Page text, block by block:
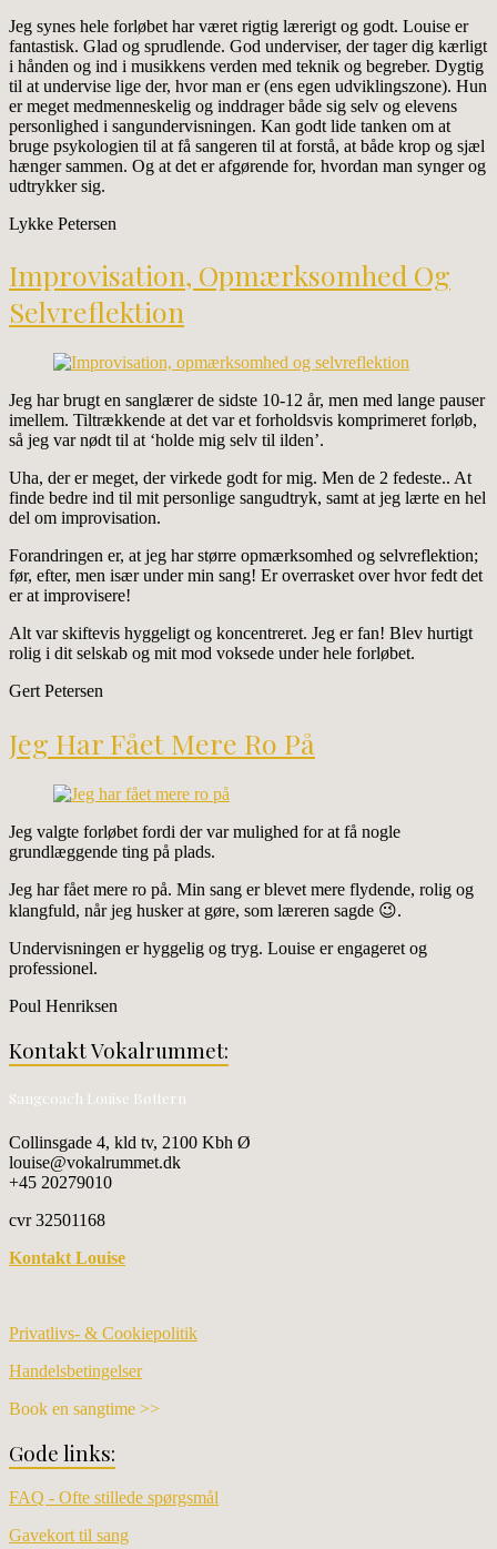
Jeg synes hele forløbet har været rigtig lærerigt og godt. Louise er
fantastisk. Glad og sprudlende. God underviser, der tager dig kærligt
i hånden og ind i musikkens verden med teknik og begreber. Dygtig
til at undervise lige der, hvor man er (ens egen udviklingszone). Hun
er meget medmenneskelig og inddrager både sig selv og elevens
personlighed i sangundervisningen. Kan godt lide tanken om at
bruge psykologien til at få sangeren til at forstå, at både krop og sjæl
hænger sammen. Og at det er afgørende for, hvordan man synger og
udtrykker sig.
Lykke Petersen
Improvisation, Opmærksomhed Og
Selvreflektion
Jeg har brugt en sanglærer de sidste 10-12 år, men med lange pauser
imellem. Tiltrækkende at det var et forholdsvis komprimeret forløb,
så jeg var nødt til at ‘holde mig selv til ilden’.
Uha, der er meget, der virkede godt for mig. Men de 2 fedeste.. At
finde bedre ind til mit personlige sangudtryk, samt at jeg lærte en hel
del om improvisation.
Forandringen er, at jeg har større opmærksomhed og selvreflektion;
før, efter, men især under min sang! Er overrasket over hvor fedt det
er at improvisere!
Alt var skiftevis hyggeligt og koncentreret. Jeg er fan! Blev hurtigt
rolig i dit selskab og mit mod voksede under hele forløbet.
Gert Petersen
Jeg Har Fået Mere Ro På
Jeg valgte forløbet fordi der var mulighed for at få nogle
grundlæggende ting på plads.
Jeg har fået mere ro på. Min sang er blevet mere flydende, rolig og
klangfuld, når jeg husker at gøre, som læreren sagde 😉.
Undervisningen er hyggelig og tryg. Louise er engageret og
professionel.
Poul Henriksen
Kontakt Vokalrummet:
Sangcoach Louise Bøttern
Collinsgade 4, kld tv, 2100 Kbh Ø
louise@vokalrummet.dk
+45 20279010
cvr 32501168
Kontakt Louise
Privatlivs- & Cookiepolitik
Handelsbetingelser
Book en sangtime >>
Gode links:
FAQ - Ofte stillede spørgsmål
Gavekort til sang